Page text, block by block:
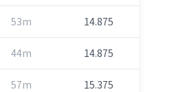
53m 14.875
44m 14.875
57m 15.375